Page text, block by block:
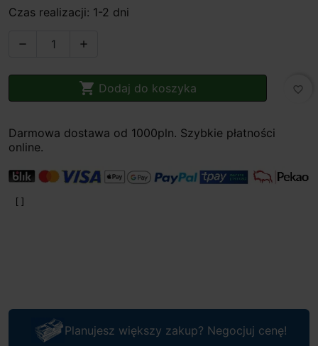
Czas realizacji: 1-2 dni
 
 Dodaj do koszyka favorite_border
Darmowa dostawa od 1000pln. Szybkie płatności
online.
Planujesz większy zakup? Negocjuj cenę!